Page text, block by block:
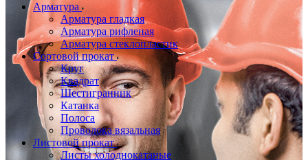
Арматура
Арматура гладкая
Арматура рифленая
Арматура стеклопластик
Сортовой прокат
Круг
Квадрат
Шестигранник
Катанка
Полоса
Проволока вязальная
Листовой прокат
Листы холоднокатаные